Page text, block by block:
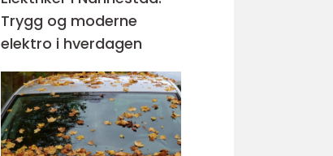
Trygg og moderne
elektro i hverdagen